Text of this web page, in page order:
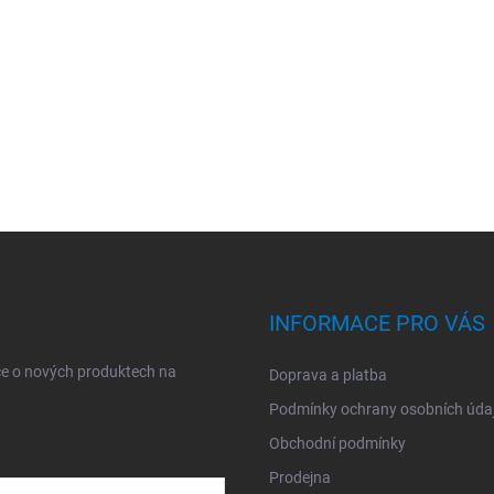
o nových produktech na
INFORMACE PRO VÁS
Doprava a platba
Podmínky ochrany osobních
Obchodní podmínky
Prodejna